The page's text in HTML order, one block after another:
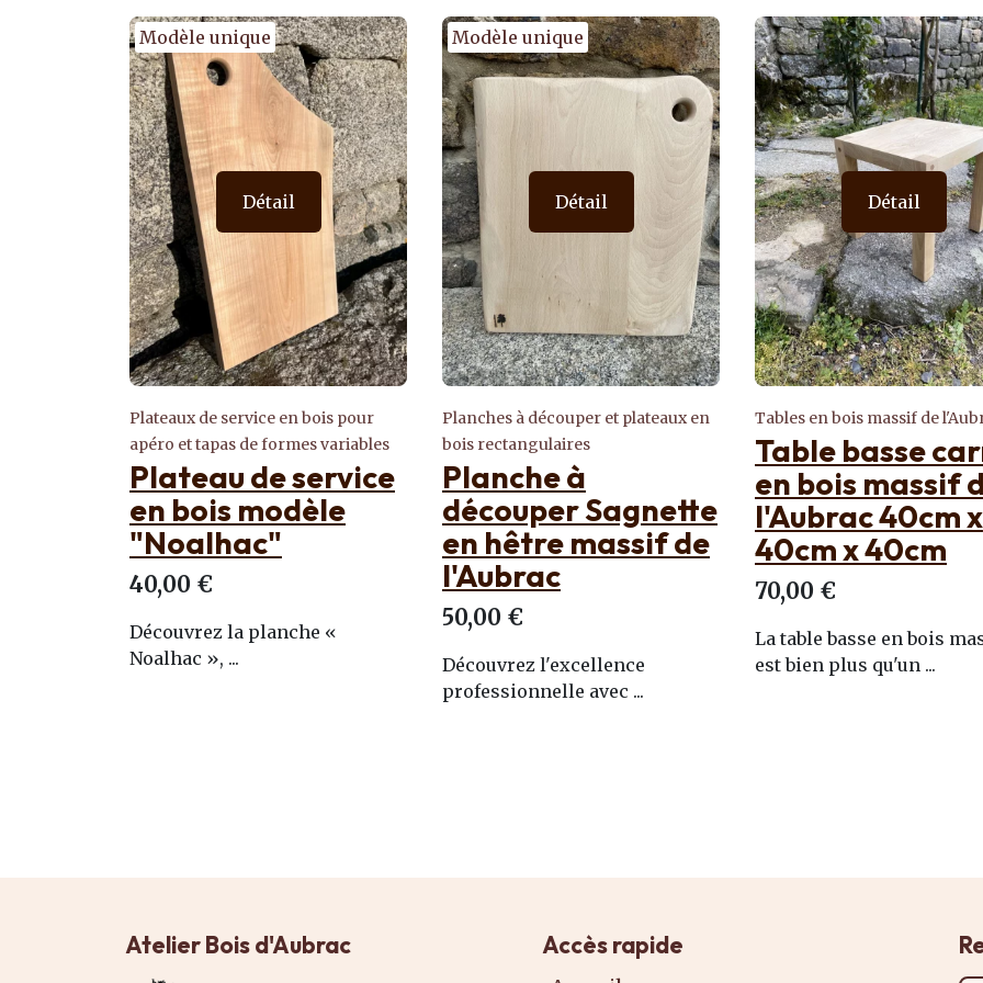
Modèle unique
Détail
Planches à découper et plateaux en
bois rectangulaires
Planche à
découper Sagnette
en hêtre massif de
l'Aubrac
50,00 €
Découvrez l'excellence
Détail
Tables en bois massif de l'Aubrac
Table basse carrée
en bois massif de
l'Aubrac 40cm x
40cm x 40cm
70,00 €
La table basse en bois massif
est bien plus qu'un ...
Détail
Etagères en bois massifs de
Etagère design
bois massif de
frêne 44cm x
30,00 €
L'aménagement intérieur
contemporain ...
Atelier Bois d'Aubrac Accès rapide